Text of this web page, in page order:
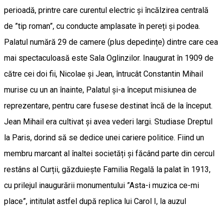
perioadă, printre care curentul electric și încălzirea centrală
de ”tip roman”, cu conducte amplasate în pereți și podea.
Palatul numără 29 de camere (plus depedințe) dintre care cea
mai spectaculoasă este Sala Oglinzilor. Inaugurat în 1909 de
către cei doi fii, Nicolae și Jean, întrucât Constantin Mihail
murise cu un an înainte, Palatul și-a început misiunea de
reprezentare, pentru care fusese destinat încă de la început.
Jean Mihail era cultivat și avea vederi largi. Studiase Dreptul
la Paris, dorind să se dedice unei cariere politice. Fiind un
membru marcant al înaltei societăți și făcând parte din cercul
restâns al Curții, găzduiește Familia Regală la palat în 1913,
cu prilejul inaugurării monumentului ”Asta-i muzica ce-mi
place”, intitulat astfel după replica lui Carol I, la auzul